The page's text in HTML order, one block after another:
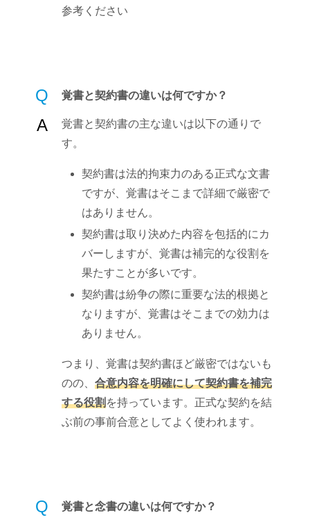
参考ください
Q 覚書と契約書の違いは何ですか？
A
覚書と契約書の主な違いは以下の通りで
す。
契約書は法的拘束力のある正式な文書
ですが、覚書はそこまで詳細で厳密で
はありません。
契約書は取り決めた内容を包括的にカ
バーしますが、覚書は補完的な役割を
果たすことが多いです。
契約書は紛争の際に重要な法的根拠と
なりますが、覚書はそこまでの効力は
ありません。
つまり、覚書は契約書ほど厳密ではないも
のの、 合意内容を明確にして契約書を補完
する役割を持っています。正式な契約を結
ぶ前の事前合意としてよく使われます。
Q 覚書と念書の違いは何ですか？